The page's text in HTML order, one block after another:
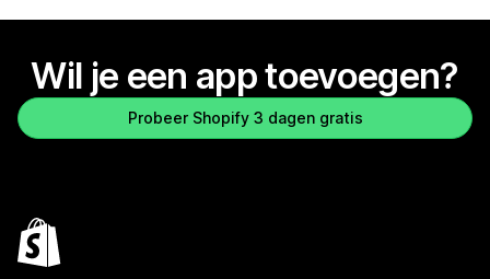
Wil je een app toevoegen?
Probeer Shopify 3 dagen gratis